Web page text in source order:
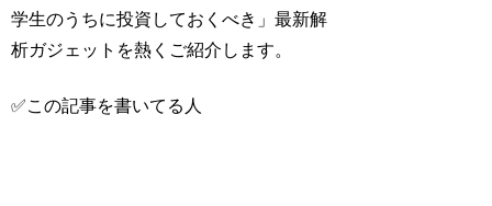
学生のうちに投資しておくべき」最新解
析ガジェットを熱くご紹介します。
✅この記事を書いてる人